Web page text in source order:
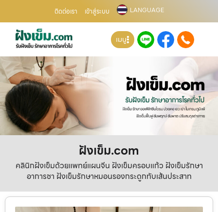
ติดต่อเรา เข้าสู่ระบบ LANGUAGE
เมนู
ฝังเข็ม.com
คลินิกฝังเข็มด้วยแพทย์แผนจีน ฝังเข็มครอบแก้ว ฝังเข็มรักษา
อาการชา ฝังเข็มรักษาหมอนรองกระดูกทับเส้นประสาท